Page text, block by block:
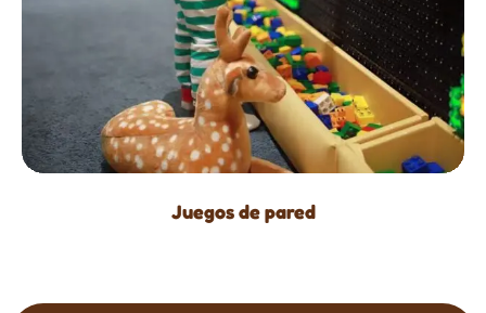
Juegos de pared